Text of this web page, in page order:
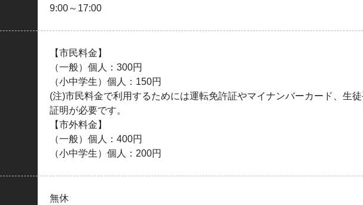
9:00～17:00
【市民料金】
（一般）個人：300円
（小中学生）個人：150円
(注)市民料金で利用するためには運転免許証やマイナンバーカード、生
証明が必要です。
【市外料金】
（一般）個人：400円
（小中学生）個人：200円
無休